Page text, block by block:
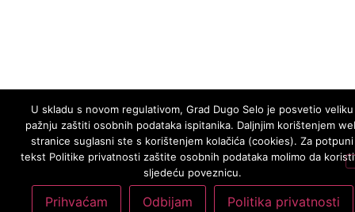
U skladu s novom regulativom, Grad Dugo Selo je posvetio veliku
pažnju zaštiti osobnih podataka ispitanika. Daljnjim korištenjem
stranice suglasni ste s korištenjem kolačića (cookies). Za potpuni
tekst Politike privatnosti zaštite osobnih podataka molimo da
sljedeću poveznicu.
Prihvaćam Odbijam Politika privatnosti